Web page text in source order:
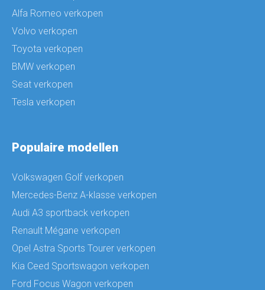
Alfa Romeo verkopen
Volvo verkopen
Toyota verkopen
BMW verkopen
Seat verkopen
Tesla verkopen
Populaire modellen
Volkswagen Golf verkopen
Mercedes-Benz A-klasse verkopen
Audi A3 sportback verkopen
Renault Mégane verkopen
Opel Astra Sports Tourer verkopen
Kia Ceed Sportswagon verkopen
Ford Focus Wagon verkopen